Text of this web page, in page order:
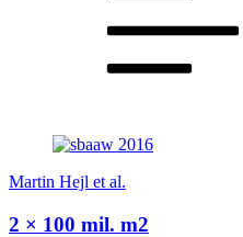
Martin Hejl et al.
2 × 100 mil. m2